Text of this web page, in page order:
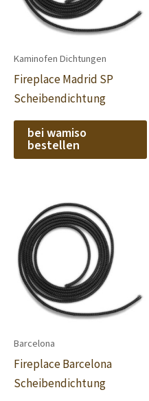
Kaminofen Dichtungen
Fireplace Madrid SP
Scheibendichtung
bei wamiso
bestellen
Barcelona
Fireplace Barcelona
Scheibendichtung